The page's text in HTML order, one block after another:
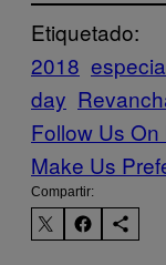
Etiquetado:
2018
day
Follow Us
Make Us
Compartir: